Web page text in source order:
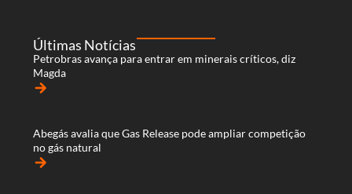
Últimas Notícias
Petrobras avança para entrar em minerais críticos, diz
Magda
arrow_forward
Abegás avalia que Gas Release pode ampliar competição
no gás natural
arrow_forward